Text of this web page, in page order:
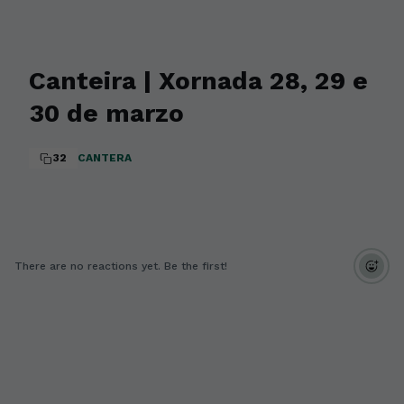
Canteira | Xornada 28, 29 e
30 de marzo
32 CANTERA
There are no reactions yet. Be the first!